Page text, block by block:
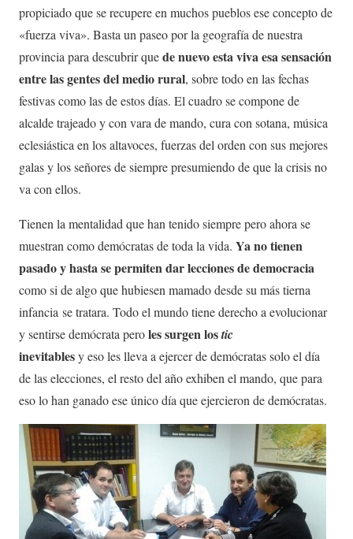
propiciado que se recupere en muchos pueblos ese concepto de
«fuerza viva». Basta un paseo por la geografía de nuestra
provincia para descubrir quede nuevo esta viva esa sensación
entre las gentes del medio rural, sobre todo en las fechas
festivas como las de estos días. El cuadro se compone de
alcalde trajeado y con vara de mando, cura con sotana, música
eclesiástica en los altavoces, fuerzas del orden con sus mejores
galas y los señores de siempre presumiendo de que la crisis no
va con ellos.
Tienen la mentalidad que han tenido siempre pero ahora se
muestran como demócratas de toda la vida. Ya no tienen
pasado y hasta se permiten dar lecciones de democracia
como si de algo que hubiesen mamado desde su más tierna
infancia se tratara. Todo el mundo tiene derecho a evolucionar
y sentirse demócrata peroles surgen lostic
inevitablesy eso les lleva a ejercer de demócratas solo el día
de las elecciones, el resto del año exhiben el mando, que para
eso lo han ganado ese único día que ejercieron de demócratas.